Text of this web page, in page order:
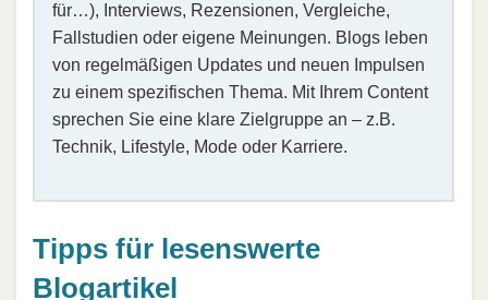
für…), Interviews, Rezensionen, Vergleiche,
Fallstudien oder eigene Meinungen. Blogs leben
von regelmäßigen Updates und neuen Impulsen
zu einem spezifischen Thema. Mit Ihrem Content
sprechen Sie eine klare Zielgruppe an – z.B.
Technik, Lifestyle, Mode oder Karriere.
Tipps für lesenswerte
Blogartikel